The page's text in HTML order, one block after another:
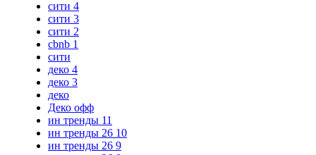
сити 4
сити 3
сити 2
cbnb 1
сити
деко 4
деко 3
деко
Деко офф
ин тренды 11
ин тренды 26 10
ин тренды 26 9